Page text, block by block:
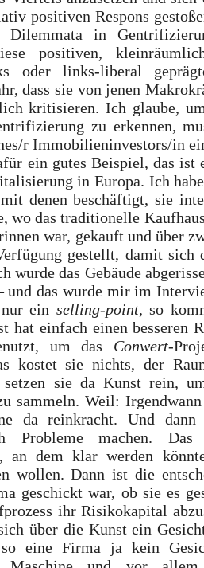
positiven Respons
Dilemmata in
positiven,
oder links-liberal
dass sie von jenen
kritisieren. Ich glaube,
zu erkennen,
r Immobilieninvestors/in
ein gutes Beispiel, das
in Europa. Ich
denen beschäftigt, sie
wo das traditionelle
war, gekauft und über
gestellt, damit sich
wurde das Gebäude
und das wurde mir im
ein selling-point, so
hat einfach einen besseren
um das Conwert-
kostet sie nichts, der
setzen sie da Kunst rein,
sammeln. Weil:
da reinkracht. Und dann
Probleme machen.
an dem klar werden
wollen. Dann ist die
geschickt war, ob sie es
ihr Risikokapital
über die Kunst ein
eine Firma ja kein